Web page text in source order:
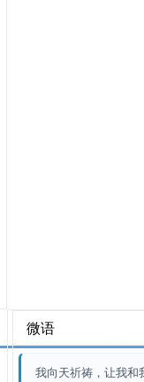
微语
我向天祈祷，让我和